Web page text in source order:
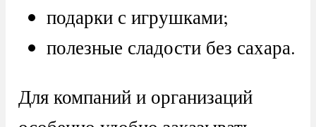
подарки с игрушками;
полезные сладости без сахара.
Для компаний и организаций